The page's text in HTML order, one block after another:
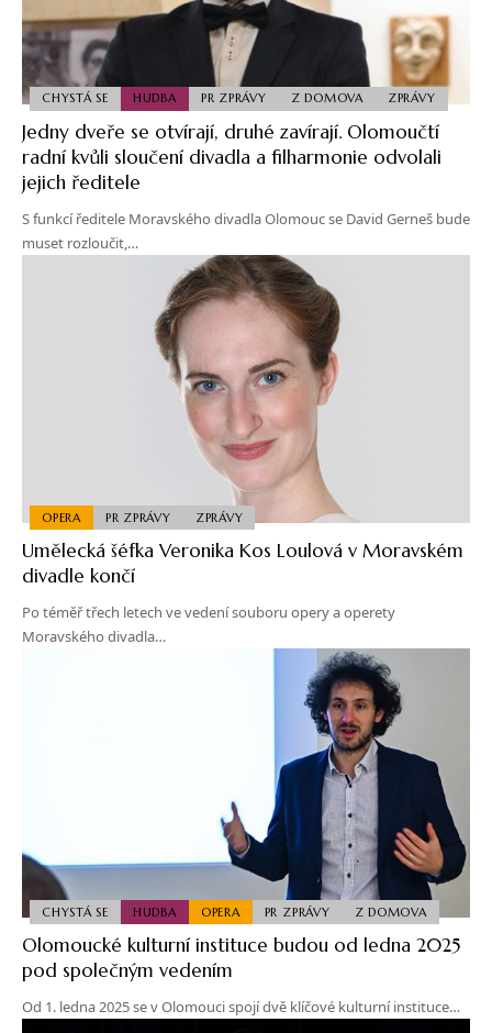
CHYSTÁ SE HUDBA PR ZPRÁVY Z DOMOVA ZPRÁVY
Jedny dveře se otvírají, druhé zavírají. Olomoučtí
radní kvůli sloučení divadla a filharmonie odvolali
jejich ředitele
S funkcí ředitele Moravského divadla Olomouc se David Gerneš bude
muset rozloučit,…
OPERA PR ZPRÁVY ZPRÁVY
Umělecká šéfka Veronika Kos Loulová v Moravském
divadle končí
Po téměř třech letech ve vedení souboru opery a operety
Moravského divadla…
CHYSTÁ SE HUDBA OPERA PR ZPRÁVY Z DOMOVA
Olomoucké kulturní instituce budou od ledna 2025
pod společným vedením
Od 1. ledna 2025 se v Olomouci spojí dvě klíčové kulturní instituce…